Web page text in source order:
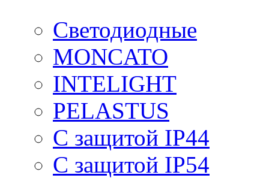
Светодиодные
MONCATO
INTELIGHT
PELASTUS
С защитой IP44
С защитой IP54